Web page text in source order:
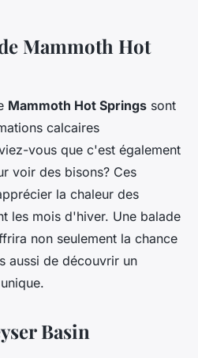
Mammoth Hot
Mammoth Hot Springs sont
calcaires
vous que c'est également
voir des bisons? Ces
la chaleur des
les mois d'hiver. Une balade
non seulement la chance
aussi de découvrir un
Basin